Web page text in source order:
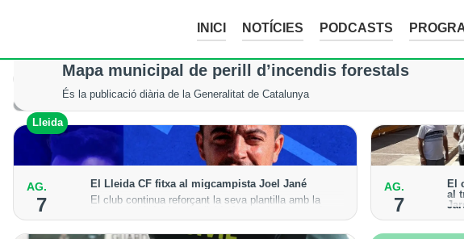
INICI NOTÍCIES PODCASTS
La tempesta d’aquesta nit deixa pedregades de
Tot i els xàfecs i la calamarsa, els cultius del Segrià, la Noguera i l’Urgell no han
Lleida
Mapa municipal de perill d’incendis forestals
És la publicació diària de la Generalitat de Catalunya
AG.
7
El Lleida CF fitxa al migcampista Joel Jané
El club continua reforçant la seva plantilla amb la
2026-27
AG.
7
El
al